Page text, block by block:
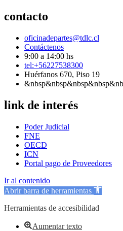
contacto
oficinadepartes@tdlc.cl
Contáctenos
9:00 a 14:00 hs
tel:+56227538300
Huérfanos 670, Piso 19
link de interés
Poder Judicial
FNE
OECD
ICN
Portal pago de Proveedores
Ir al contenido
Abrir barra de herramientas
Herramientas de accesibilidad
Aumentar texto